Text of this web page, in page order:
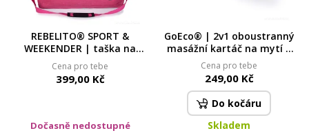
REBELITO® SPORT &
WEEKENDER | taška na
sport i cestování | 37 L |
růžová melange
Cena pro tebe
399,00 Kč
Dočasně nedostupné
GoEco® | 2v1 oboustranný
masážní kartáč na mytí |
přírodní štětinky & dřevěné
hroty | 42 cm
Cena pro tebe
249,00 Kč
Do kočáru
Skladem